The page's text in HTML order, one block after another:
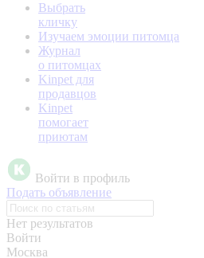
Выбрать
кличку
Изучаем эмоции питомца
Журнал
о питомцах
Kinpet для
продавцов
Kinpet
помогает
приютам
Войти в профиль
Подать объявление
Нет результатов
Войти
Москва